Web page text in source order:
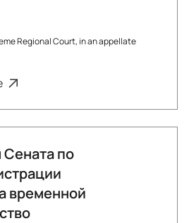
Regional Court, in an appellate
по
временной